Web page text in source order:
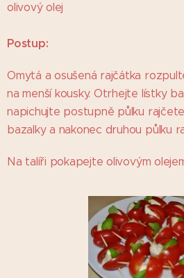
olivový olej
Postup:
Omytá a osušená rajčátka
na menší kousky. Otrhejte lístky
napichujte postupně půlku
bazalky a nakonec druhou půlku
Na talíři pokapejte olivovým